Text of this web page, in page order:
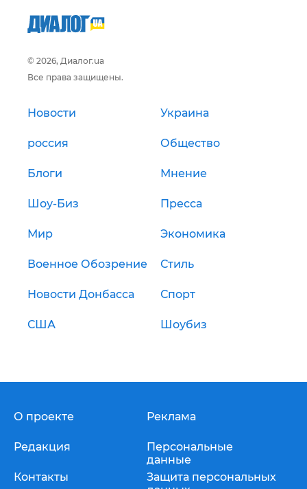
© 2026, Диалог.ua
Все права защищены.
Новости Украина
россия Общество
Блоги Мнение
Шоу-Биз Пресса
Мир Экономика
Военное Обозрение Стиль
Новости Донбасса Спорт
США Шоубиз
О проекте
Редакция
Контакты
Реклама
Персональные
данные
Защита персональных